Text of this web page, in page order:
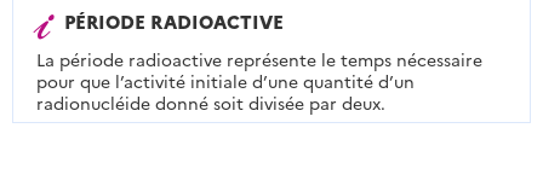
PÉRIODE RADIOACTIVE
La période radioactive représente le temps nécessaire
pour que l’activité initiale d’une quantité d’un
radionucléide donné soit divisée par deux.